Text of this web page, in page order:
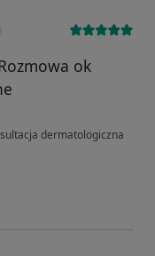
ok
dermatologiczna